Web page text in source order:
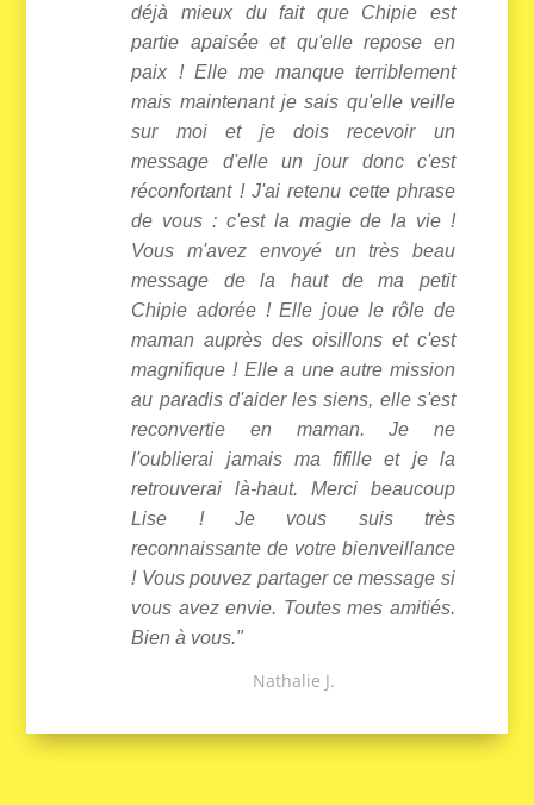
déjà mieux du fait que Chipie est
partie apaisée et qu'elle repose en
paix ! Elle me manque terriblement
mais maintenant je sais qu'elle veille
sur moi et je dois recevoir un
message d'elle un jour donc c'est
réconfortant ! J'ai retenu cette phrase
de vous : c'est la magie de la vie !
Vous m'avez envoyé un très beau
message de la haut de ma petit
Chipie adorée ! Elle joue le rôle de
maman auprès des oisillons et c'est
magnifique ! Elle a une autre mission
au paradis d'aider les siens, elle s'est
reconvertie en maman. Je ne
l'oublierai jamais ma fifille et je la
retrouverai là-haut. Merci beaucoup
Lise ! Je vous suis très
reconnaissante de votre bienveillance
! Vous pouvez partager ce message si
vous avez envie. Toutes mes amitiés.
Bien à vous."
Nathalie J.